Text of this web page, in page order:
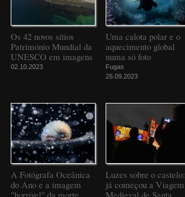
Os 42 novos sítios
Património Mundial da
UNESCO em imagens
02.10.2023
Uma calota polar e o
aquecimento global
numa só foto
Fugas
26.09.2023
A Fotógrafa Oceânica
do Ano e a imagem
"horrível" da morte
Luzes sobre o castelo:
já começou a Viagem
Medieval de Santa